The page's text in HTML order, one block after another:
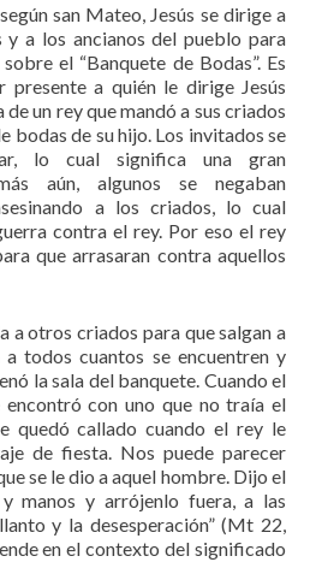
san Mateo, Jesús se dirige a
y a los ancianos del pueblo para
el “Banquete de Bodas”. Es
presente a quién le dirige Jesús
un rey que mandó a sus criados
bodas de su hijo. Los invitados se
lo cual significa una gran
aún, algunos se negaban
a los criados, lo cual
contra el rey. Por eso el rey
que arrasaran contra aquellos
a otros criados para que salgan a
todos cuantos se encuentren y
la sala del banquete. Cuando el
con uno que no traía el
quedó callado cuando el rey le
de fiesta. Nos puede parecer
se le dio a aquel hombre. Dijo el
manos y arrójenlo fuera, a las
y la desesperación” (Mt 22,
en el contexto del significado